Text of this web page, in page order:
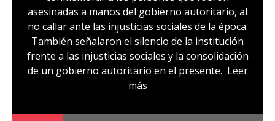
asesinadas a manos del gobierno autoritario, al
no callar ante las injusticias sociales de la época.
También señalaron el silencio de la institución
frente a las injusticias sociales y la consolidación
de un gobierno autoritario en el presente. Leer
más